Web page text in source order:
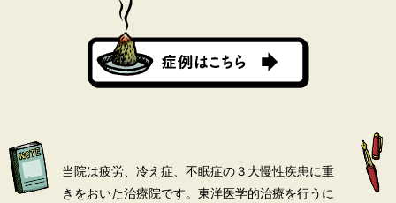
当院は疲労、冷え症、不眠症の３大慢性疾患に重
きをおいた治療院です。 東洋医学的治療を行うに